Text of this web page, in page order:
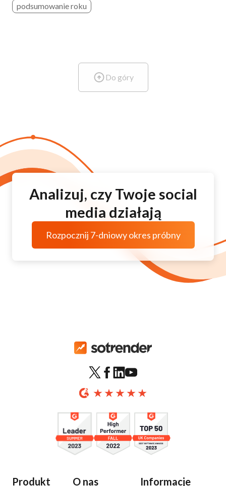
podsumowanie roku
Do góry
Analizuj, czy Twoje social
media działają
Rozpocznij 7-dniowy okres próbny
Produkt O nas Informacje